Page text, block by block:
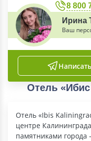
8 800
Ваш
Отель
Отель «Ibis
центре
памятниками